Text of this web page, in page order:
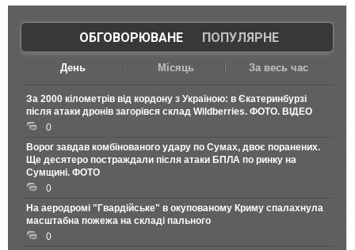
ОБГОВОРЮВАНЕ| ПОПУЛЯРНЕ
День Місяць За весь час
За 2000 кілометрів від кордону з Україною: в Єкатеринбурзі
після атаки дронів загорівся склад Wildberries. ФОТО. ВІДЕО
0
Ворог завдав комбінованого удару по Сумах, двоє поранених.
Ще десятеро постраждали після атаки БПЛА по ринку на
Сумщині. ФОТО
0
На аеродромі "Гвардійське" в окупованому Криму спалахнула
масштабна пожежа на складі пального
0